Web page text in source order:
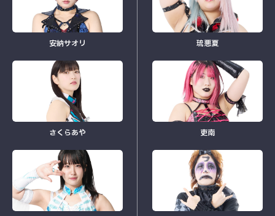
安納サオリ
さくらあや
琉悪夏
吏南